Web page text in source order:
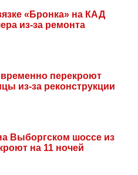
«Бронка» на КАД
из-за ремонта
временно перекроют
из-за реконструкции
Выборгском шоссе из
на 11 ночей